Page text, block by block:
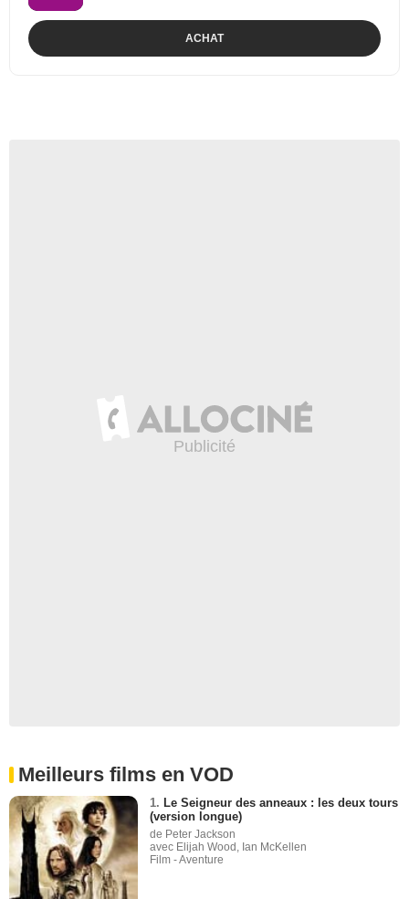
ACHAT
Meilleurs films en VOD
1. Le Seigneur des anneaux : les deux tours
(version longue)
de Peter Jackson
avec Elijah Wood, Ian McKellen
Film - Aventure